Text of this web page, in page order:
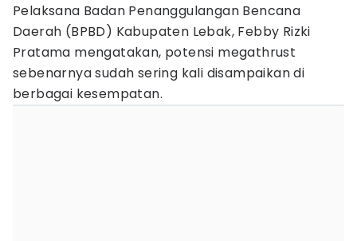
Pelaksana Badan Penanggulangan Bencana
Daerah (BPBD) Kabupaten Lebak, Febby Rizki
Pratama mengatakan, potensi megathrust
sebenarnya sudah sering kali disampaikan di
berbagai kesempatan.